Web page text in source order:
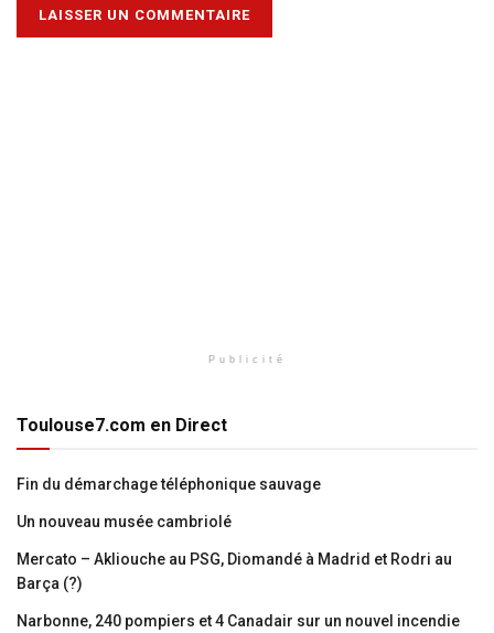
Publicité
Toulouse7.com en Direct
Fin du démarchage téléphonique sauvage
Un nouveau musée cambriolé
Mercato – Akliouche au PSG, Diomandé à Madrid et Rodri au
Barça (?)
Narbonne, 240 pompiers et 4 Canadair sur un nouvel incendie